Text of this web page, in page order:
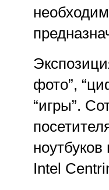
фото”,
“игры”.
ноутбуков
Intel